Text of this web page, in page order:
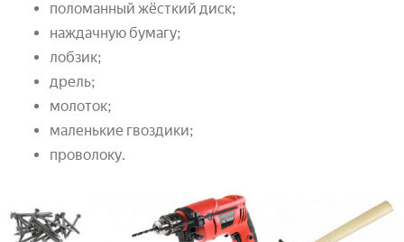
поломанный жёсткий диск;
наждачную бумагу;
лобзик;
дрель;
молоток;
маленькие гвоздики;
проволоку.